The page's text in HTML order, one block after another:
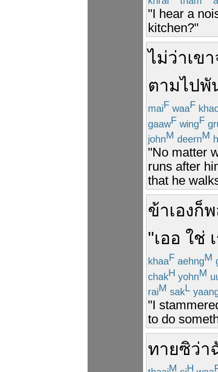
"I hear a
kitchen?"
ไม่ว่าเขา
ตามไปพั
maiF waaF
gaawF wingF
johnM deernM
"No matter
runs after
that he
ข้าเองก็
"เออ ใช่
khaaF aehngM
chakH yohnM
raiM sakL
"I
to do
ทายซิว่า
M H